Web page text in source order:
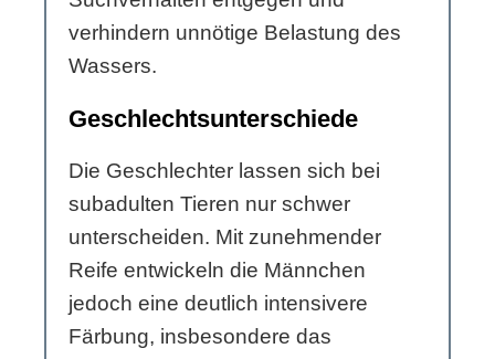
verhindern unnötige Belastung des
Wassers.
Geschlechtsunterschiede
Die Geschlechter lassen sich bei
subadulten Tieren nur schwer
unterscheiden. Mit zunehmender
Reife entwickeln die Männchen
jedoch eine deutlich intensivere
Färbung, insbesondere das